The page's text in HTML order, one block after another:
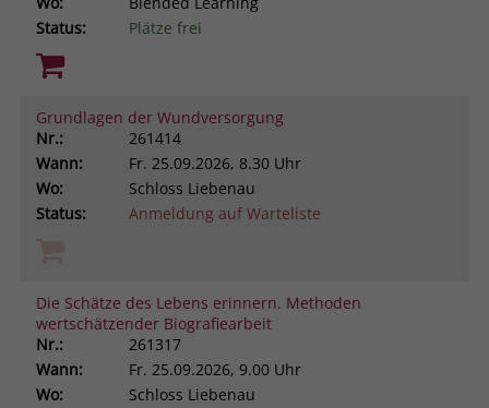
Status:
Plätze frei
Grundlagen der Wundversorgung
Nr.:
261414
Wann:
Fr. 25.09.2026, 8.30 Uhr
Wo:
Schloss Liebenau
Status:
Anmeldung auf Warteliste
Die Schätze des Lebens erinnern. Methoden
wertschätzender Biografiearbeit
Nr.:
261317
Wann:
Fr. 25.09.2026, 9.00 Uhr
Wo:
Schloss Liebenau